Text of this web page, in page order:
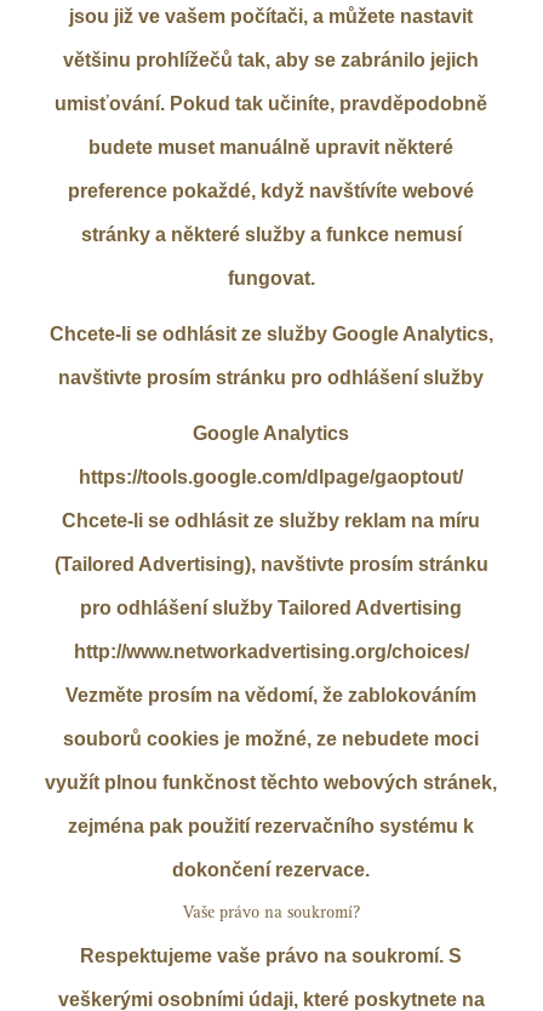
jsou již ve vašem počítači, a můžete nastavit
většinu prohlížečů tak, aby se zabránilo jejich
umisťování. Pokud tak učiníte, pravděpodobně
budete muset manuálně upravit některé
preference pokaždé, když navštívíte webové
stránky a některé služby a funkce nemusí
fungovat.
Chcete-li se odhlásit ze služby Google Analytics,
navštivte prosím stránku pro odhlášení služby
Google Analytics
https://tools.google.com/dlpage/gaoptout/
Chcete-li se odhlásit ze služby reklam na míru
(Tailored Advertising), navštivte prosím stránku
pro odhlášení služby Tailored Advertising
http://www.networkadvertising.org/choices/
Vezměte prosím na vědomí, že zablokováním
souborů cookies je možné, ze nebudete moci
využít plnou funkčnost těchto webových stránek,
zejména pak použití rezervačního systému k
dokončení rezervace.
Vaše právo na soukromí?
Respektujeme vaše právo na soukromí. S
veškerými osobními údaji, které poskytnete na